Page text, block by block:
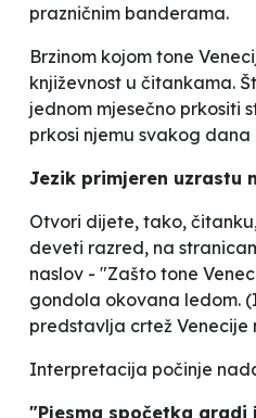
prazničnim banderama.
Brzinom kojom tone
književnost u čitankama.
jednom mjesečno prkositi
prkosi njemu svakog
Jezik primjeren uzrastu
Otvori dijete, tako,
deveti razred, na
naslov - "Zašto tone
gondola okovana ledom.
predstavlja crtež Venecije
Interpretacija počinje
"Pjesma spočetka gradi